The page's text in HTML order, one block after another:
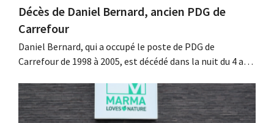
Décès de Daniel Bernard, ancien PDG de
Carrefour
Daniel Bernard, qui a occupé le poste de PDG de
Carrefour de 1998 à 2005, est décédé dans la nuit du 4 au 5
l'enseigne, mené à bien la fusion avec Promodès et
racheté GB, alors leader du marché belge.